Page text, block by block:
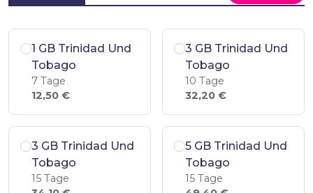
1 GB Trinidad Und
Tobago
7 Tage
12,50 €
3 GB Trinidad Und
Tobago
10 Tage
32,20 €
3 GB Trinidad Und
Tobago
15 Tage
5 GB Trinidad Und
Tobago
15 Tage